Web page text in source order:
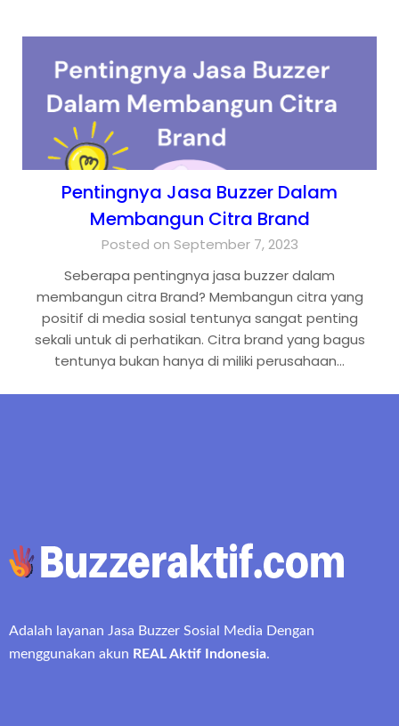
Pentingnya Jasa Buzzer Dalam
Membangun Citra Brand
Posted on September 7, 2023
Seberapa pentingnya jasa buzzer dalam
membangun citra Brand? Membangun citra yang
positif di media sosial tentunya sangat penting
sekali untuk di perhatikan. Citra brand yang bagus
tentunya bukan hanya di miliki perusahaan…
Adalah layanan Jasa Buzzer Sosial Media Dengan
menggunakan akun REAL Aktif Indonesia.